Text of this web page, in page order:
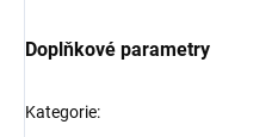
Doplňkové parametry
Kategorie: